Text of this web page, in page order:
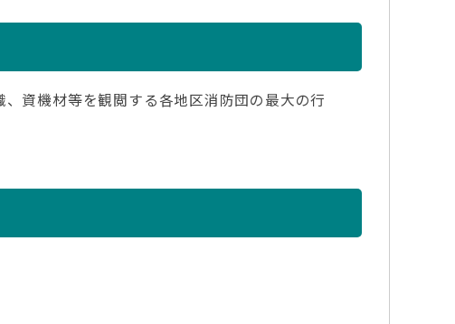
資機材等を観閲する各地区消防団の最大の行